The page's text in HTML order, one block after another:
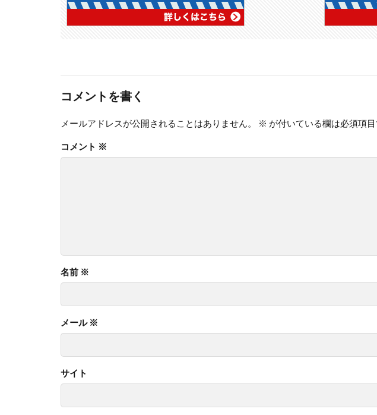
コメントを書く
メールアドレスが公開されることはありません。 ※ が付いている欄は必須項
コメント ※
名前 ※
メール ※
サイト